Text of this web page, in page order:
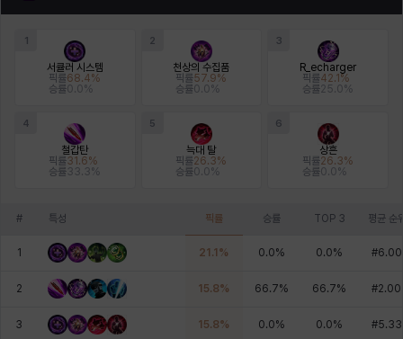
1
서큘러 시스템
픽률
승률
68.4%
0.0%
2
천상의 수집품
픽률
승률
57.9%
0.0%
3
R_echarger
픽률
승률
42.1 %
25.0%
4
철갑탄
픽률
승률
31.6%
33.3 %
5
늑대 탈
픽률
승률
26.3%
0.0%
6
상흔
픽률
승률
26.3%
0.0%
# 특성 픽률 승률 TOP 3 평균 순
1 21.1 % 0.0% 0.0% #6.00
2 15.8% 66.7% 66.7% #2.00
3 15.8% 0.0% 0.0% #5.33